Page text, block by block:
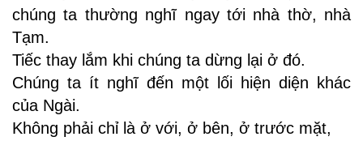
chúng ta thường nghĩ ngay tới nhà thờ, nhà
Tạm.
Tiếc thay lắm khi chúng ta dừng lại ở đó.
Chúng ta ít nghĩ đến một lối hiện diện khác
của Ngài.
Không phải chỉ là ở với, ở bên, ở trước mặt,